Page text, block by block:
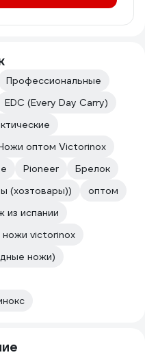
Профессиональные
EDC (Every Day Carry)
оптом Victorinox
Pioneer
Брелок
(хозтовары))
оптом
из испании
ножи victorinox
ножи)